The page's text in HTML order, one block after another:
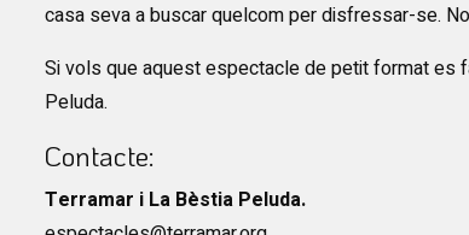
casa seva a buscar quelcom per disfressar-se.
Si vols que aquest espectacle de petit format es
Peluda.
Contacte:
Terramar i La Bèstia Peluda.